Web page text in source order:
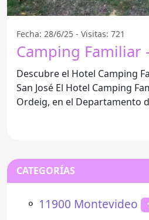
Fecha: 28/6/25 - Visitas: 721
Camping Familiar
Descubre el Hotel Camping
San José El Hotel Camping Familiar ubicado en Kiyú-
Ordeig, en el Departamento
CATEGORÍAS
⚬ 11900 Montevideo